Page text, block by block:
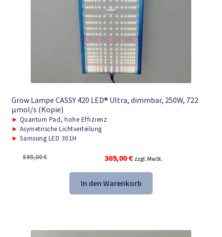
Grow Lampe CASSY 420 LED® Ultra, dimmbar, 250W, 722
μmol/s (Kopie)
► Quantum Pad, hohe Effizienz
► Asymetrische Lichtverteilung
► Samsung LED 301H
599,00€
Ursprünglicher
Preis
war:
599,00 €
369,00€Aktueller
Preis
ist:
369,00 €.
zzgl. MwSt.
In den Warenkorb